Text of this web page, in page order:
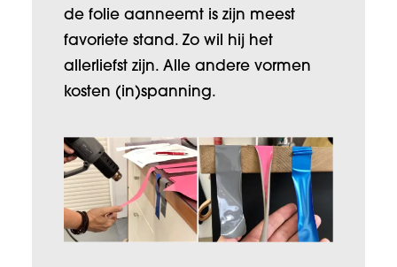
de folie aanneemt is zijn meest
favoriete stand. Zo wil hij het
allerliefst zijn. Alle andere vormen
kosten (in)spanning.